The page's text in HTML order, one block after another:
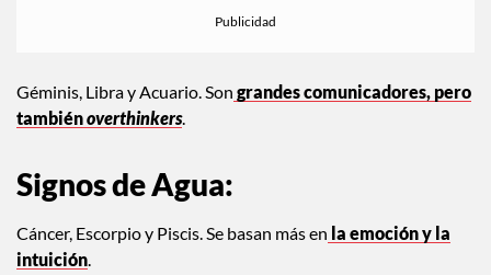
Géminis, Libra y Acuario. Son grandes comunicadores, pero
tambiénoverthinkers.
Signos de Agua:
Cáncer, Escorpio y Piscis. Se basan más en la emoción y la
intuición.